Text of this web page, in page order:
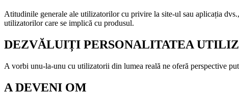
Atitudinile generale ale utilizatorilor cu privire la site-ul sau aplicația
utilizatorilor care se implică cu produsul.
DEZVĂLUIȚI PERSONALITATEA
A vorbi unu-la-unu cu utilizatorii din lumea reală ne oferă perspective
A DEVENI OM